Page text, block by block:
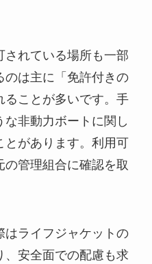
れている場所も一部
のは主に「免許付きの
ることが多いです。手
非動力ボートに関し
とがあります。利用可
管理組合に確認を取
はライフジャケットの
、安全面での配慮も求